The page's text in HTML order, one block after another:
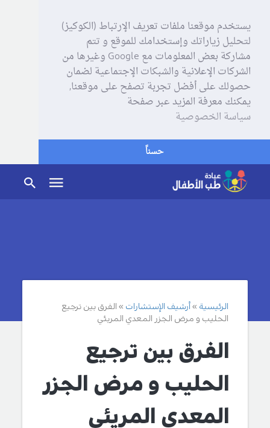
يستخدم موقعنا ملفات تعريف الإرتباط (الكوكيز)
لتحليل زياراتك وإستخدامك للموقع و تتم
مشاركة بعض المعلومات مع Google وغيرها من
الشركات الإعلانية والشبكات الإجتماعية لضمان
حصولك على أفضل تجربة تصفح على موقعنا,
يمكنك معرفة المزيد عبر صفحة
سياسة الخصوصية
حسناً
الرئيسية أرشيف الإستشارات
الفرق بين ترجيع
الحليب و مرض الجزر المعدي المريئي
الفرق بين ترجيع
الحليب و مرض الجزر
المعدي المريئي